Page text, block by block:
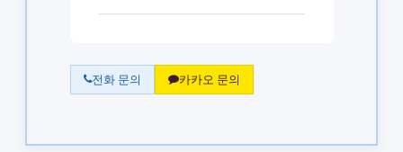
전화 문의 카카오 문의